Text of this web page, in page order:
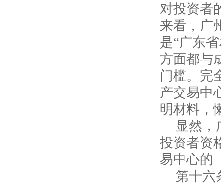
对投资者
来看，广
是“广东
方面都与
门槛。完
产交易中
明材料，
显然，
投资者资
易中心的
第十六